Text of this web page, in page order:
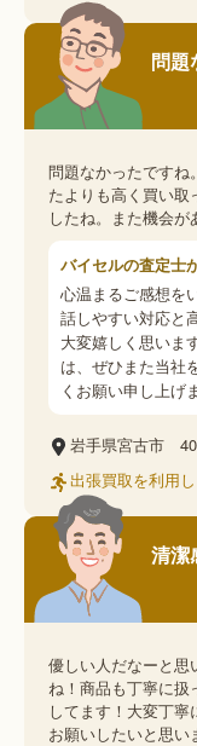
問題
問題なかったですね
たよりも高く買い取
したね。また機会が
バイセルの査定士
心温まるご感想を
話しやすい対応と
大変嬉しく思いま
は、ぜひまた当社
くお願い申し上げ
岩手県宮古市
出張買取を利用
清潔
優しい人だなーと思
ね！商品も丁寧に扱
してます！大変丁
お願いしたいと思い